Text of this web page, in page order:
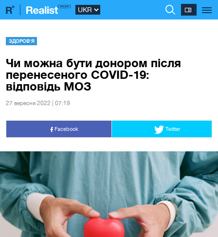
ЗДОРОВ'Я
Чи можна бути донором після
перенесеного COVID-19:
відповідь МОЗ
27 вересня 2022 | 07:19
Facebook Twitter